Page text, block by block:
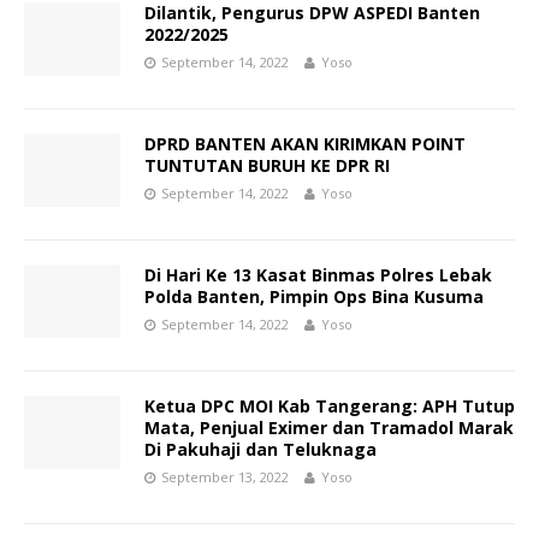
Dilantik, Pengurus DPW ASPEDI Banten
2022/2025
September 14, 2022 Yoso
DPRD BANTEN AKAN KIRIMKAN POINT
TUNTUTAN BURUH KE DPR RI
September 14, 2022 Yoso
Di Hari Ke 13 Kasat Binmas Polres Lebak
Polda Banten, Pimpin Ops Bina Kusuma
September 14, 2022 Yoso
Ketua DPC MOI Kab Tangerang: APH Tutup
Mata, Penjual Eximer dan Tramadol Marak
Di Pakuhaji dan Teluknaga
September 13, 2022 Yoso